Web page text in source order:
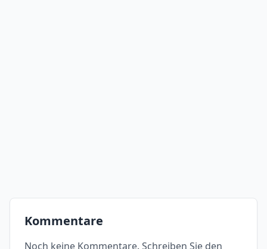
Kommentare
Noch keine Kommentare. Schreiben Sie den